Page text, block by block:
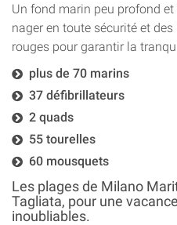
Un fond marin peu profond
nager en toute sécurité et
rouges pour garantir la
plus de 70 marins
37 défibrillateurs
2 quads
55 tourelles
60 mousquets
Les plages de Milano
Tagliata, pour une
inoubliables.